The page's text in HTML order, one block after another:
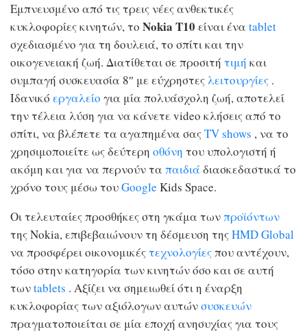
Εμπνευσμένο από τις τρεις νέες ανθεκτικές
κυκλοφορίες κινητών, το Nokia T10 είναι ένα tablet
σχεδιασμένο για τη δουλειά, το σπίτι και την
οικογενειακή ζωή. Διατίθεται σε προσιτή τιμή και
συμπαγή συσκευασία 8″ με εύχρηστεςλειτουργίες .
Ιδανικό εργαλείο για μία πολυάσχολη ζωή, αποτελεί
την τέλεια λύση για να κάνετε video κλήσεις από το
σπίτι, να βλέπετε τα αγαπημένα σαςTV shows , να το
χρησιμοποιείτε ως δεύτερη οθόνη του υπολογιστή ή
ακόμη και για να περνούν τα παιδιά διασκεδαστικά το
χρόνο τους μέσω τουGoogle Kids Space.
Οι τελευταίες προσθήκες στη γκάμα τωνπροϊόντων
της Nokia, επιβεβαιώνουν τη δέσμευση τηςHMD Global
να προσφέρει οικονομικέςτεχνολογίεςπου αντέχουν,
τόσο στην κατηγορία των κινητών όσο και σε αυτή
τωνtablets . Αξίζει να σημειωθεί ότι η έναρξη
κυκλοφορίας των αξιόλογων αυτώνσυσκευών
πραγματοποιείται σε μία εποχή ανησυχίας για τους